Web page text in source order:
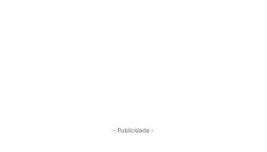
- Publicidade -